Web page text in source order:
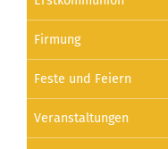
Firmung
Feste und Feiern
Veranstaltungen